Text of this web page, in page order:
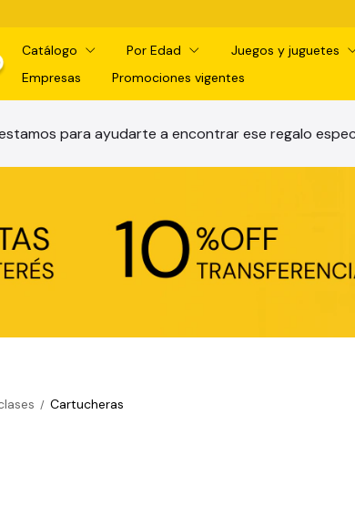
Catálogo Por Edad Juegos y juguetes
Empresas
Promociones vigentes
para ayudarte a encontrar ese regalo
/ Cartucheras